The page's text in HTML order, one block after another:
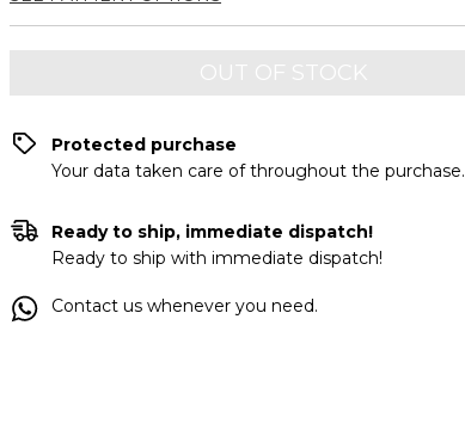
Protected purchase
Your data taken care of throughout the purchase.
Ready to ship, immediate dispatch!
Ready to ship with immediate dispatch!
Contact us whenever you need.